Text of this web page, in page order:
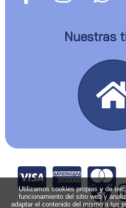
Nuestras
Utilizamos cookies propias y de
funcionamiento del sitio web y
adaptar el contenido del mismo a tus